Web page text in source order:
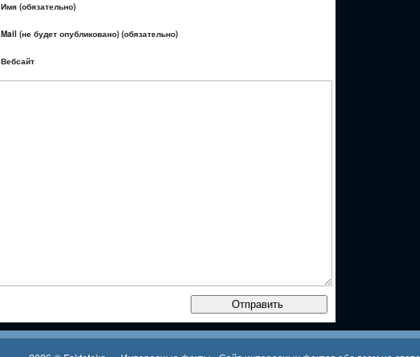
Имя (обязательно)
Mail (не будет опубликовано) (обязательно)
Вебсайт